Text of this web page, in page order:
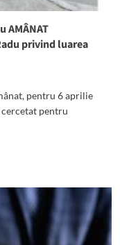
AMÂNAT
privind luarea
pentru 6 aprilie
cercetat pentru